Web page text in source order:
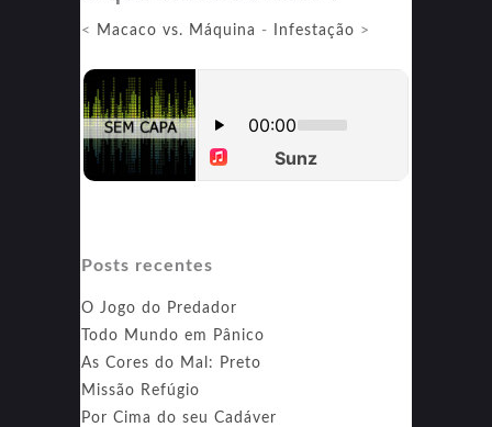
< Macaco vs. Máquina - Infestação >
Posts recentes
O Jogo do Predador
Todo Mundo em Pânico
As Cores do Mal: Preto
Missão Refúgio
Por Cima do seu Cadáver